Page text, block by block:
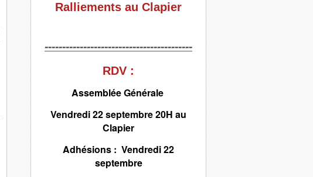
Ralliements au Clapier
------------------------------------------
RDV :
Assemblée Générale
Vendredi 22 septembre 20H au
Clapier
Adhésions : Vendredi 22
septembre